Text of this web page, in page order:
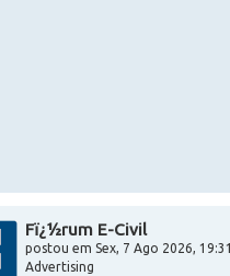
Fï¿½rum E-Civil
postou em Sex, 7 Ago 2026, 19:31
Advertising